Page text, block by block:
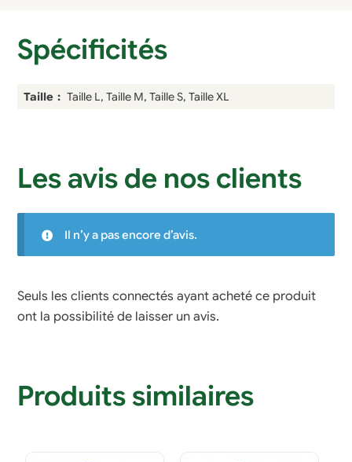
Spécificités
Taille Taille L, Taille M, Taille S, Taille XL
Les avis de nos clients
Il n’y a pas encore d’avis.
Seuls les clients connectés ayant acheté ce produit
ont la possibilité de laisser un avis.
Produits similaires